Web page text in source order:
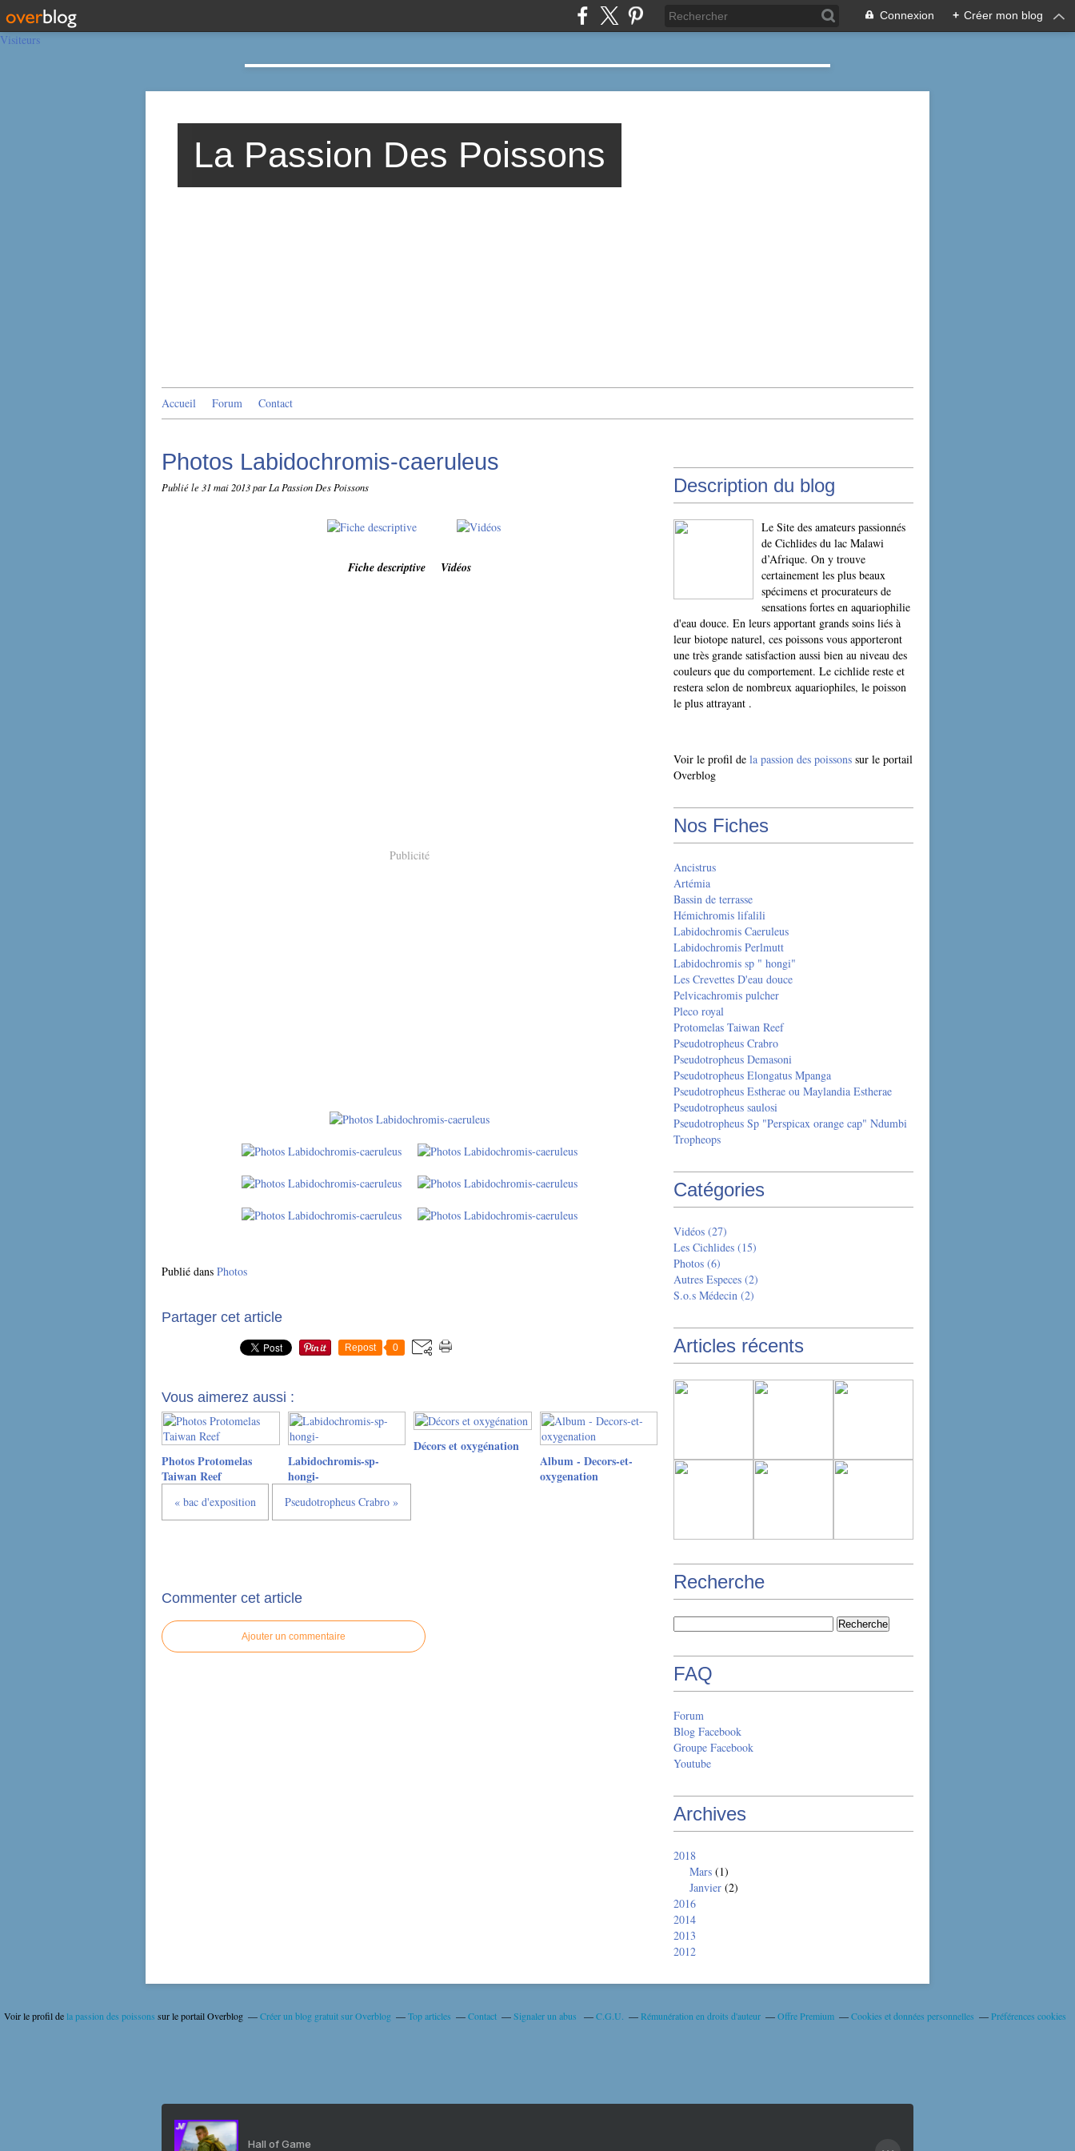
Visiteurs
Connexion + Créer mon blog
La Passion Des Poissons
Accueil Forum Contact
Photos Labidochromis-caeruleus
Publié le 31 mai 2013par La Passion Des Poissons
Fiche descriptive Vidéos
Publicité
Publié dans Photos
Partager cet article
Repost 0
Vous aimerez aussi :
Photos Protomelas
Taiwan Reef
Labidochromis-sp-
hongi-
Décors et oxygénation
Album - Decors-et-
oxygenation
« bac d'exposition Pseudotropheus Crabro »
Commenter cet article
Ajouter un commentaire
Description du blog
Le Site des amateurs passionnés
de Cichlides du lac Malawi
d’Afrique. On y trouve
certainement les plus beaux
spécimens et procurateurs de
sensations fortes en aquariophilie
d'eau douce. En leurs apportant grands soins liés à
leur biotope naturel, ces poissons vous apporteront
une très grande satisfaction aussi bien au niveau des
couleurs que du comportement. Le cichlide reste et
restera selon de nombreux aquariophiles, le poisson
le plus attrayant .
Voir le profil de la passion des poissons sur le portail
Overblog
Nos Fiches
Ancistrus
Artémia
Bassin de terrasse
Hémichromis lifalili
Labidochromis Caeruleus
Labidochromis Perlmutt
Labidochromis sp " hongi"
Les Crevettes D'eau douce
Pelvicachromis pulcher
Pleco royal
Protomelas Taiwan Reef
Pseudotropheus Crabro
Pseudotropheus Demasoni
Pseudotropheus Elongatus Mpanga
Pseudotropheus Estherae ou Maylandia Estherae
Pseudotropheus saulosi
Pseudotropheus Sp "Perspicax orange cap" Ndumbi
Tropheops
Catégories
Vidéos (27)
Les Cichlides (15)
Photos (6)
Autres Especes (2)
S.o.s Médecin (2)
Articles récents
Recherche
FAQ
Forum
Blog Facebook
Groupe Facebook
Youtube
Archives
2018
Mars (1)
Janvier (2)
2016
2014
2013
2012
Voir le profil dela passion des poissons sur le portail Overblog Créer un blog gratuit sur Overblog Top articles Contact Signaler un abus C.G.U. Rémunération en droits d'auteur Offre Premium Cookies et données personnelles Préférences cookies
Hall of Game